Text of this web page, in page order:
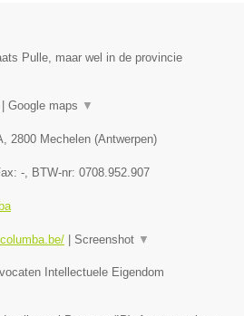
Pulle, maar wel in de provincie
| Google maps ▼
2800 Mechelen (Antwerpen)
- , BTW-nr: 0708.952.907
| Screenshot ▼
Intellectuele Eigendom